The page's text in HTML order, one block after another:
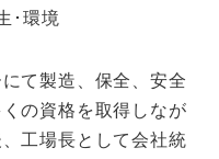
･環境
て製造、保全、安全
の資格を取得しなが
工場長として会社統